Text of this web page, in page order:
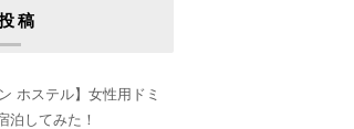
稿
ホステル】女性用ドミ
泊してみた！